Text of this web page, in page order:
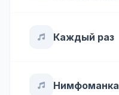
Каждый раз
Нимфоманка